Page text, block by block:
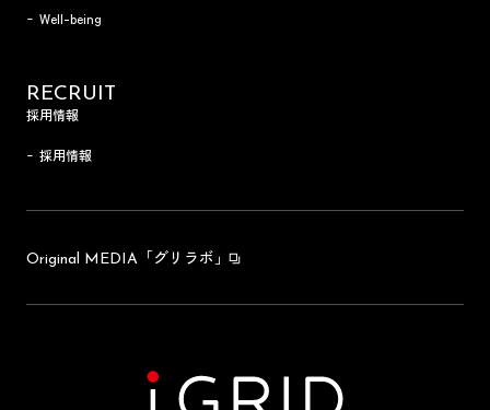
Well-being
RECRUIT
採用情報
採用情報
Original MEDIA 「グリラボ」